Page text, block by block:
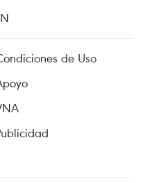
de Uso